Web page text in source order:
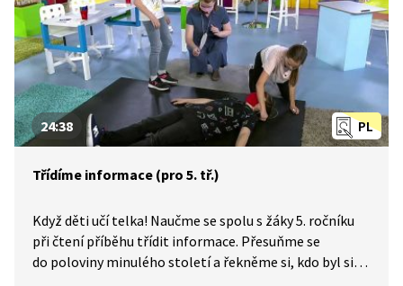
PL
24:38
Třídíme informace (pro 5. tř.)
Když děti učí telka! Naučme se spolu s žáky 5. ročníku
při čtení příběhu třídit informace. Přesuňme se
do poloviny minulého století a řekněme si, kdo byl sir